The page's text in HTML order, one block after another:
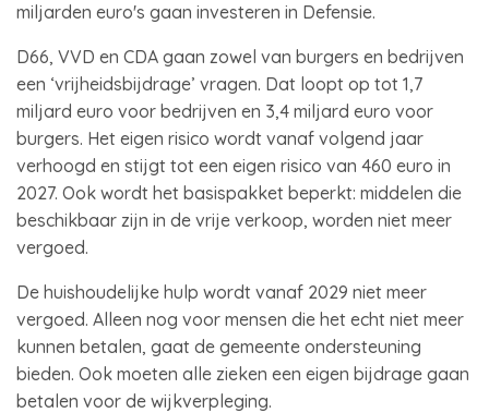
miljarden euro's gaan investeren in Defensie.
D66, VVD en CDA gaan zowel van burgers en bedrijven
een ‘vrijheidsbijdrage’ vragen. Dat loopt op tot 1,7
miljard euro voor bedrijven en 3,4 miljard euro voor
burgers. Het eigen risico wordt vanaf volgend jaar
verhoogd en stijgt tot een eigen risico van 460 euro in
2027. Ook wordt het basispakket beperkt: middelen die
beschikbaar zijn in de vrije verkoop, worden niet meer
vergoed.
De huishoudelijke hulp wordt vanaf 2029 niet meer
vergoed. Alleen nog voor mensen die het echt niet meer
kunnen betalen, gaat de gemeente ondersteuning
bieden. Ook moeten alle zieken een eigen bijdrage gaan
betalen voor de wijkverpleging.